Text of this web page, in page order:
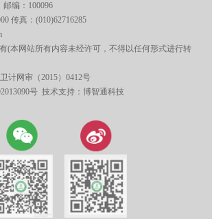
编：100096
传真：(010)62716285
(本网站所有内容未经许可，不得以任何形式进行转
计网审（2015）0412号
号 技术支持： 博智通科技